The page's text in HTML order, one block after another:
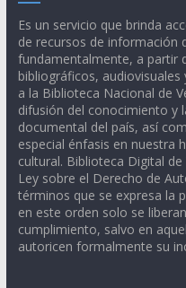
Es un servicio que brinda
de recursos de información
fundamentalmente, a partir
bibliográficos,
a la Biblioteca Nacional de
difusión del conocimiento y
documental del país, así
especial énfasis en nuestra
cultural. Biblioteca Digital
Ley sobre el Derecho de
términos que se expresa la
en este orden solo se
cumplimiento, salvo en
autoricen formalmente su